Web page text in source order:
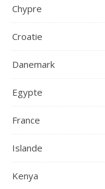
Chypre
Croatie
Danemark
Egypte
France
Islande
Kenya